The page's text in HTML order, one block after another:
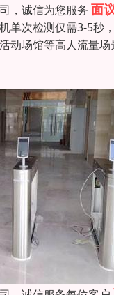
，诚信为您服务 面
单次检测仅需3-5秒
动场馆等高人流量